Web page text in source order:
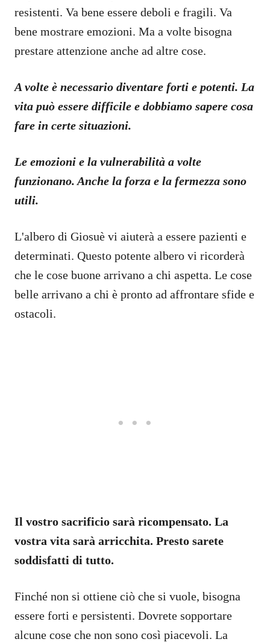
resistenti. Va bene essere deboli e fragili. Va
bene mostrare emozioni. Ma a volte bisogna
prestare attenzione anche ad altre cose.
A volte è necessario diventare forti e potenti. La
vita può essere difficile e dobbiamo sapere cosa
fare in certe situazioni.
Le emozioni e la vulnerabilità a volte
funzionano. Anche la forza e la fermezza sono
utili.
L'albero di Giosuè vi aiuterà a essere pazienti e
determinati. Questo potente albero vi ricorderà
che le cose buone arrivano a chi aspetta. Le cose
belle arrivano a chi è pronto ad affrontare sfide e
ostacoli.
Il vostro sacrificio sarà ricompensato. La
vostra vita sarà arricchita. Presto sarete
soddisfatti di tutto.
Finché non si ottiene ciò che si vuole, bisogna
essere forti e persistenti. Dovrete sopportare
alcune cose che non sono così piacevoli. La